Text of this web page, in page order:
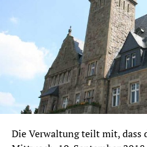
Die Verwaltung teilt mit, dass